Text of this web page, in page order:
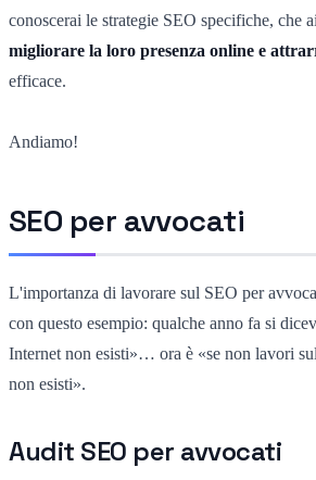
conoscerai le strategie SEO specifiche, che
migliorare la loro presenza online e
efficace.
Andiamo!
SEO per avvocati
L'importanza di lavorare sul SEO per
con questo esempio: qualche anno fa si
Internet non esisti»… ora è «se non lavori
non esisti».
Audit SEO per avvocati